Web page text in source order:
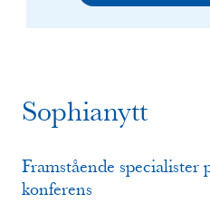
Sophianytt
Framstående
konferens